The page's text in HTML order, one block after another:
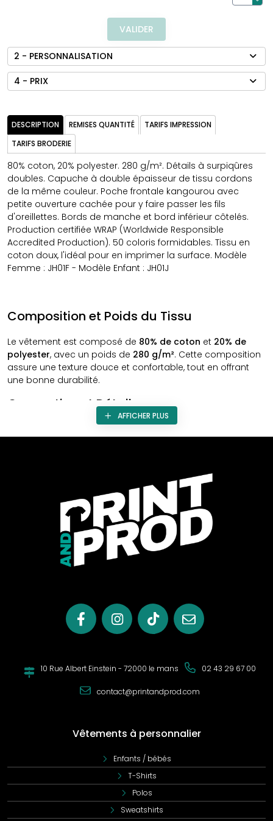
VALIDER
2 - PERSONNALISATION
4 - PRIX
DESCRIPTION REMISES QUANTITÉ
TARIFS IMPRESSION
TARIFS BRODERIE
80% coton, 20% polyester. 280 g/m². Détails à surpiqûres
doubles. Capuche à double épaisseur de tissu cordons
de la même couleur. Poche frontale kangourou avec
petite ouverture cachée pour y faire passer les fils
d'oreillettes. Bords de manche et bord inférieur côtelés.
Production certifiée WRAP (Worldwide Responsible
Accredited Production). 50 coloris formidables. Tissu en
coton doux, l'idéal pour en imprimer la surface. Modèle
Femme : JH01F - Modèle Enfant : JH01J
Composition et Poids du Tissu
Le vêtement est composé de 80% de coton et 20% de
polyester, avec un poids de 280 g/m². Cette composition
assure une texture douce et confortable, tout en offrant
une bonne durabilité.
Conception et Détails
frontale de type kangourou possède une ouverture
discrète pour faire passer les fils d'oreillettes.
Caractéristiques Notables
Les bords de manche et le bord inférieur sont côtelés,
garantissant une meilleure tenue et un ajustement
confortable. De plus, le vêtement bénéficie de la
responsables. Les amateurs de couleurs seront ravis avec
50 coloris formidablesdisponibles.
Grâce à la douceur du tissu en coton, le vêtement est
parfaitement adapté à l'impression, permettant de
personnaliser ou de créer des motifs selon les
Modèles Disponibles
Le vêtement est disponible en différents modèles,
notamment le modèle Femme référencéJH01Fet le
modèle Enfant référencéJH01J.
Conclusion
AFFICHER PLUS
10 Rue Albert Einstein - 72000 le mans 02 43 29 67 00
contact@printandprod.com
Vêtements à personnalier
Enfants / bébés
T-Shirts
Polos
Sweatshirts